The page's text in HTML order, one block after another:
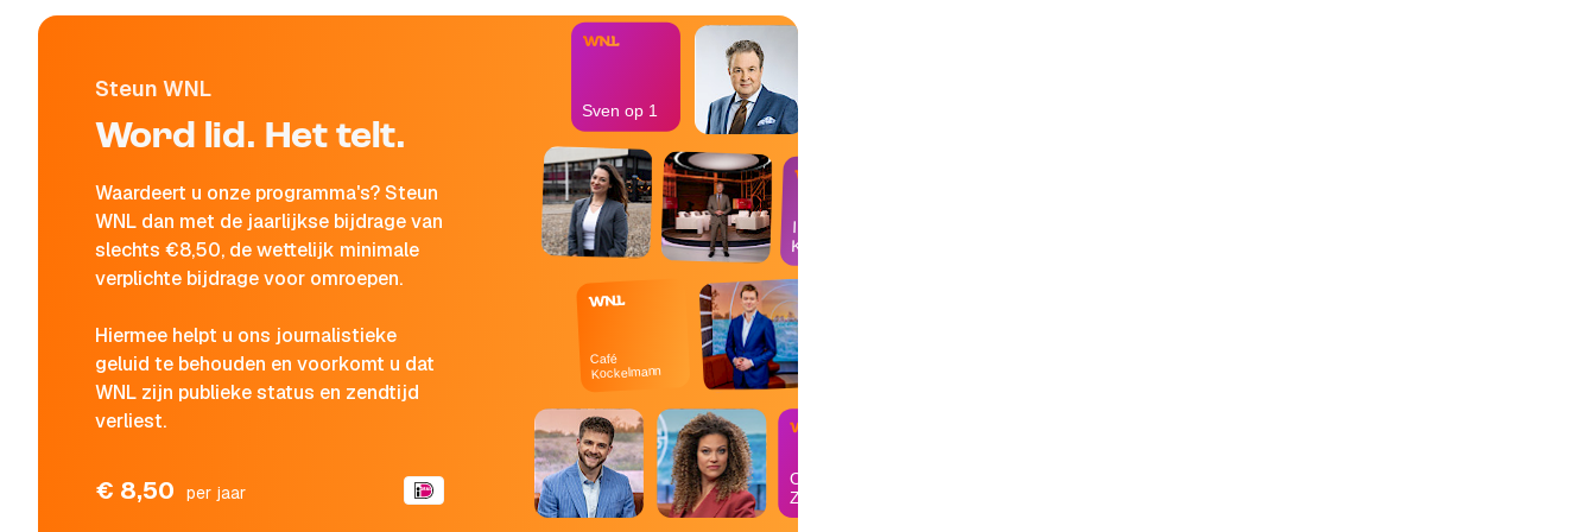
Steun WNL
Word lid. Het telt.
Waardeert u onze programma's? Steun
WNL dan met de jaarlijkse bijdrage van
slechts €8,50, de wettelijk minimale
verplichte bijdrage voor omroepen.
Hiermee helpt u ons journalistieke
geluid te behouden en voorkomt u dat
WNL zijn publieke status en zendtijd
verliest.
€ 8,50 per jaar
Op
Zondag
Café
Kockelmann
In de
Kantine
Sven op 1